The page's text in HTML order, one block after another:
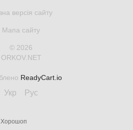
версія сайту
Мапа сайту
© 2026
ORKOV.NET
ReadyCart.io
Укр Рус
Хорошоп